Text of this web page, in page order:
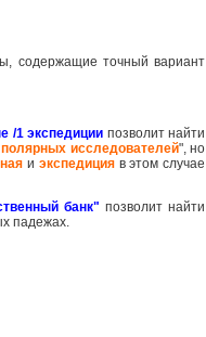
содержащие точный вариант
/1 экспедиции позволит найти
исследователей", но
и экспедицияв этом случае
банк" позволит найти
падежах.